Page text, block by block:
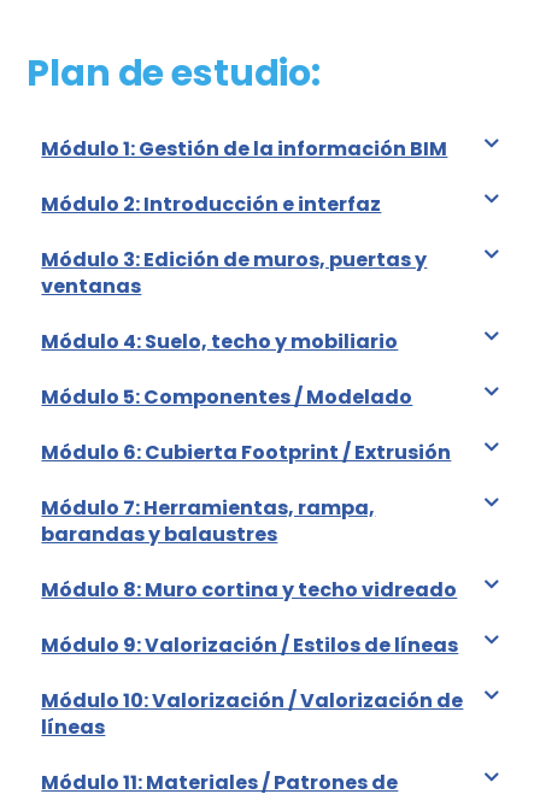
Plan de estudio:
Módulo 1: Gestión de la información BIM
Módulo 2: Introducción e interfaz
Módulo 3: Edición de muros, puertas y
ventanas
Módulo 4: Suelo, techo y mobiliario
Módulo 5: Componentes / Modelado
Módulo 6: Cubierta Footprint / Extrusión
Módulo 7: Herramientas, rampa,
barandas y balaustres
Módulo 8: Muro cortina y techo vidreado
Módulo 9: Valorización / Estilos de líneas
Módulo 10: Valorización / Valorización de
líneas
Módulo 11: Materiales / Patrones de